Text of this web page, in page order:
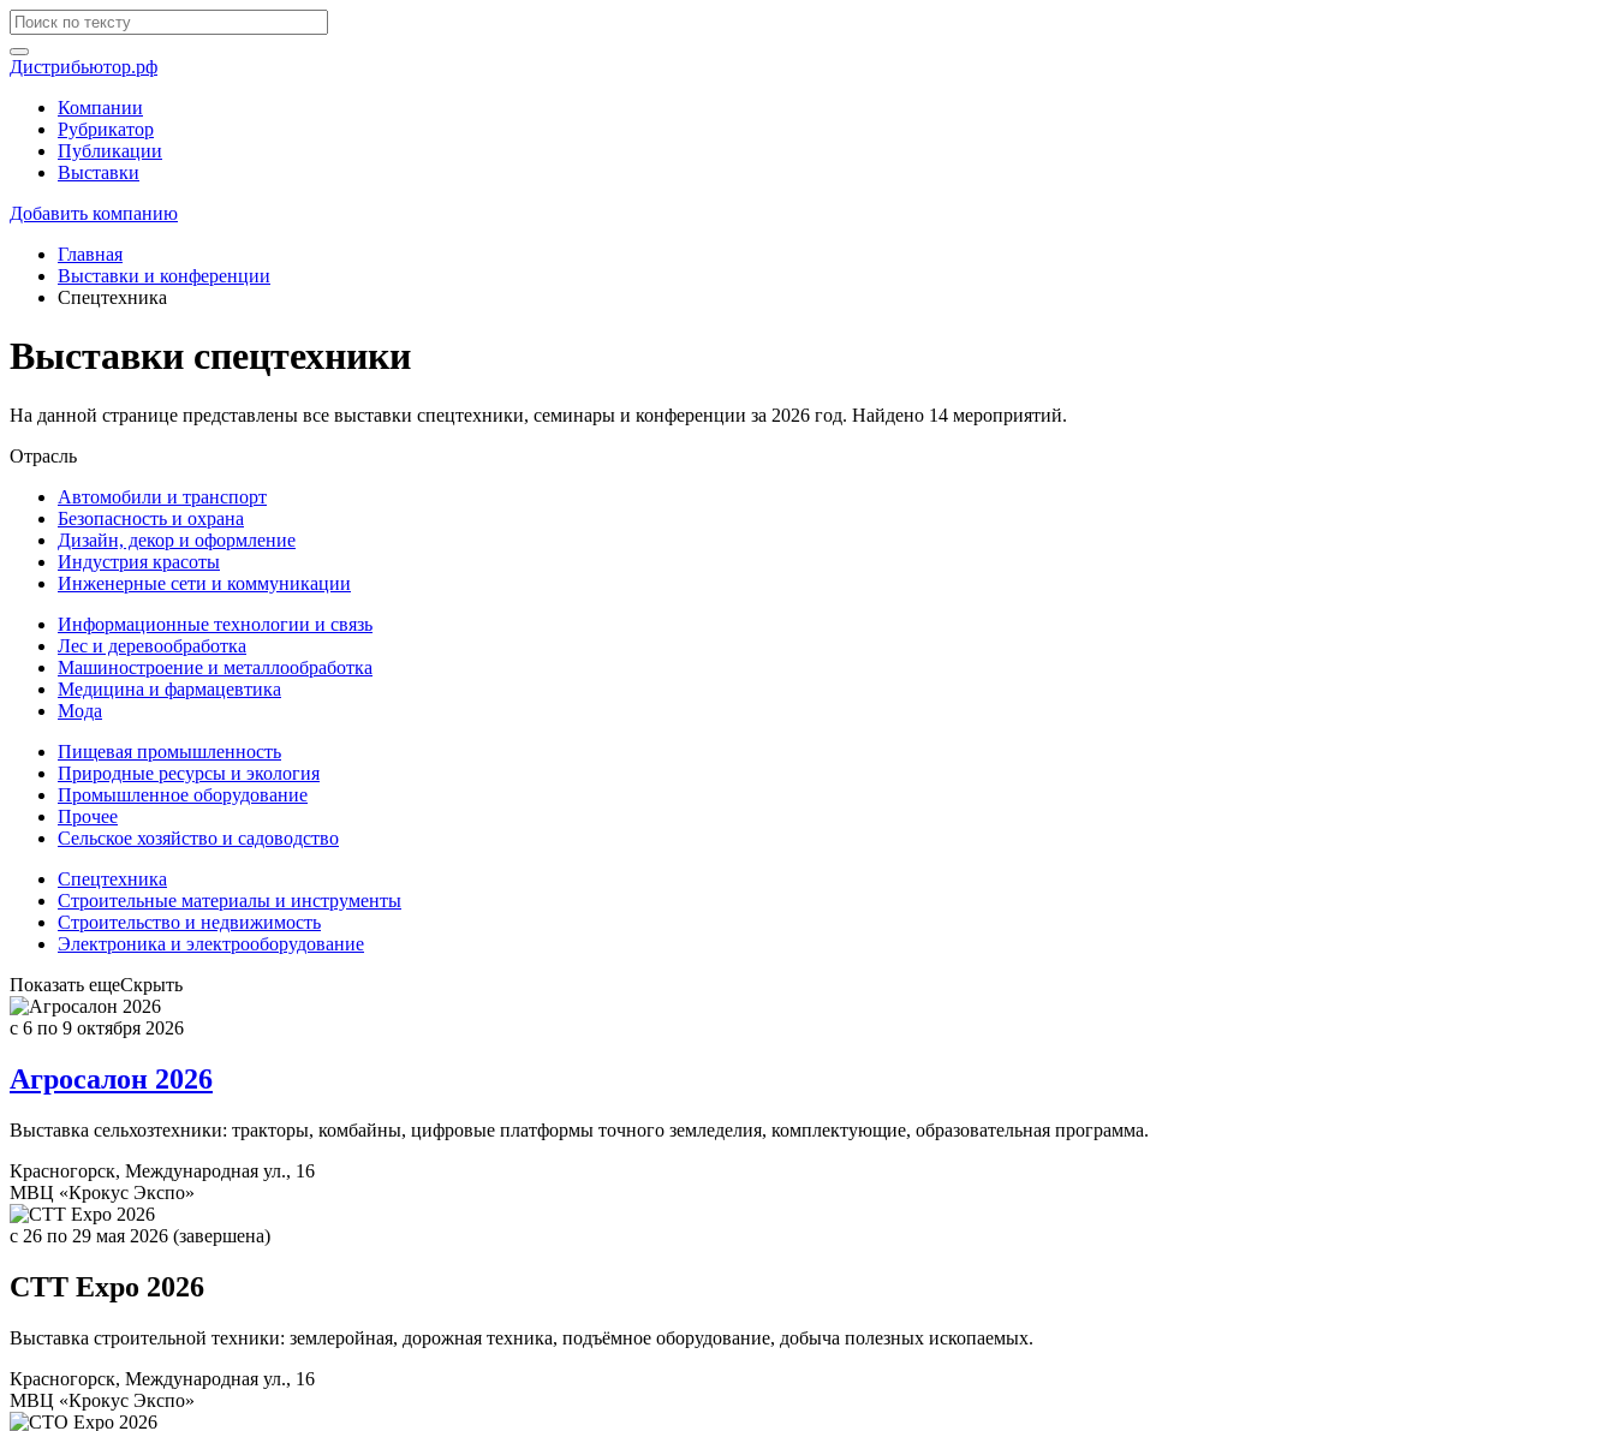
Дистрибьютор.рф
Компании
Рубрикатор
Публикации
Выставки
Добавить компанию
Главная
Выставки и конференции
Спецтехника
Выставки спецтехники
На данной странице представлены все выставки спецтехники, семинары и конференции за 2026 год. Найдено 14 мероприятий.
Отрасль
Автомобили и транспорт
Безопасность и охрана
Дизайн, декор и оформление
Индустрия красоты
Инженерные сети и коммуникации
Информационные технологии и связь
Лес и деревообработка
Машиностроение и металлообработка
Медицина и фармацевтика
Мода
Пищевая промышленность
Природные ресурсы и экология
Промышленное оборудование
Прочее
Сельское хозяйство и садоводство
Спецтехника
Строительные материалы и инструменты
Строительство и недвижимость
Электроника и электрооборудование
Показать ещеСкрыть
c 6 по 9 октября 2026
Агросалон 2026
Выставка сельхозтехники: тракторы, комбайны, цифровые платформы точного земледелия, комплектующие, образовательная программа.
Красногорск, Международная ул., 16
МВЦ «Крокус Экспо»
c 26 по 29 мая 2026 (завершена)
CTT Expo 2026
Выставка строительной техники: землеройная, дорожная техника, подъёмное оборудование, добыча полезных ископаемых.
Красногорск, Международная ул., 16
МВЦ «Крокус Экспо»